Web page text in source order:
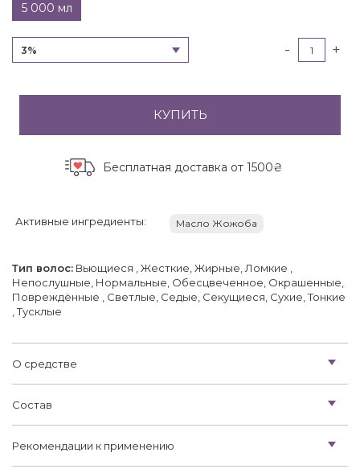
5 000 мл
3% - +
КУПИТЬ
Бесплатная доставка от 1500₴
Активные ингредиенты: Масло Жожоба
Тип волос: Вьющиеся , Жесткие, Жирные, Ломкие ,
Непослушные, Нормальные, Обесцвеченное, Окрашенные,
Повреждённые , Светлые, Седые, Секущиеся, Сухие, Тонкие
, Тусклые
О средстве
Состав
Рекомендации к применению